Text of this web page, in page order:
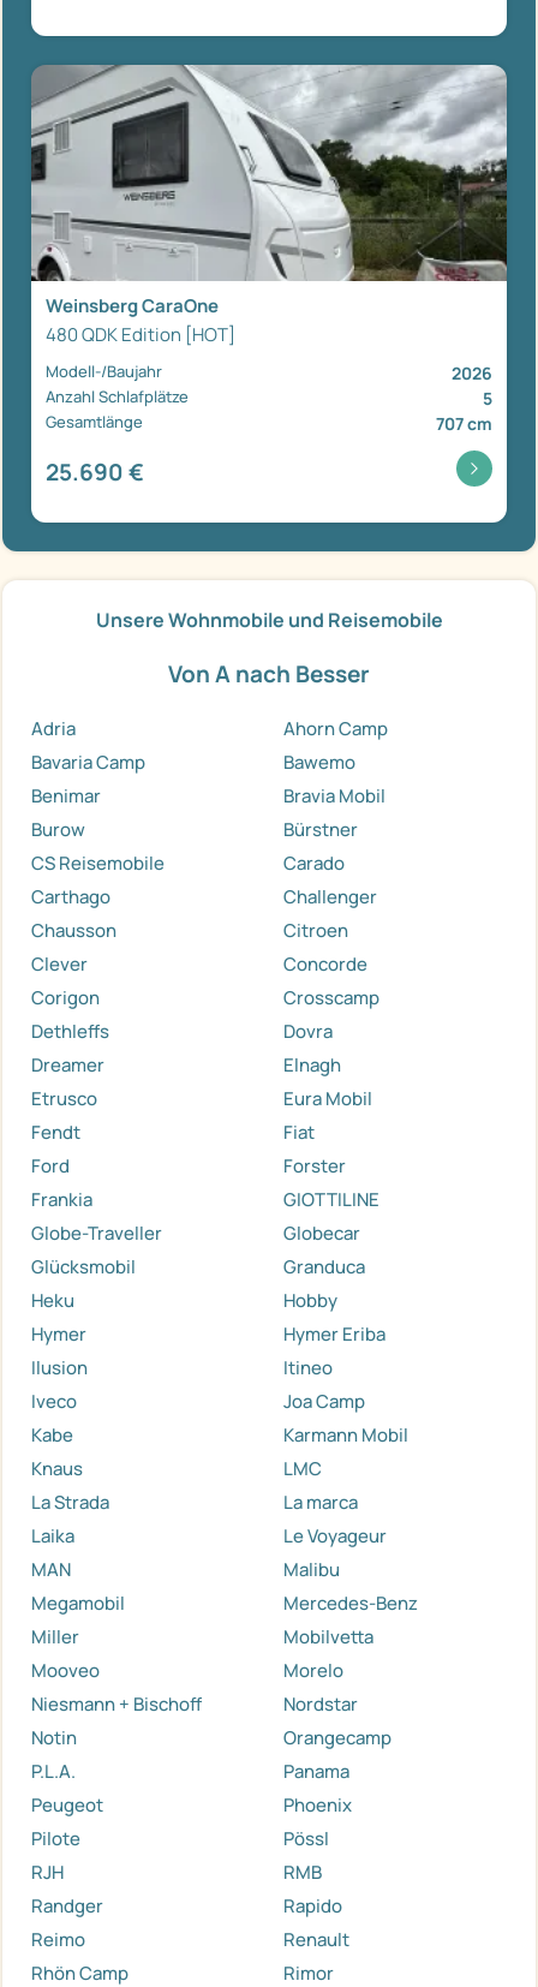
Weinsberg CaraOne
480 QDK Edition [HOT]
Modell-/Baujahr 2026
Anzahl Schlafplätze 5
Gesamtlänge 707 cm
25.690 €
Unsere Wohnmobile und Reisemobile
Von A nach Besser
Adria
Ahorn Camp
Bavaria Camp
Bawemo
Benimar
Bravia Mobil
Burow
Bürstner
CS Reisemobile
Carado
Carthago
Challenger
Chausson
Citroen
Clever
Concorde
Corigon
Crosscamp
Dethleffs
Dovra
Dreamer
Elnagh
Etrusco
Eura Mobil
Fendt
Fiat
Ford
Forster
Frankia
GIOTTILINE
Globe-Traveller
Globecar
Glücksmobil
Granduca
Heku
Hobby
Hymer
Hymer Eriba
Ilusion
Itineo
Iveco
Joa Camp
Kabe
Karmann Mobil
Knaus
LMC
La Strada
La marca
Laika
Le Voyageur
MAN
Malibu
Megamobil
Mercedes-Benz
Miller
Mobilvetta
Mooveo
Morelo
Niesmann + Bischoff
Nordstar
Notin
Orangecamp
P.L.A.
Panama
Peugeot
Phoenix
Pilote
Pössl
RJH
RMB
Randger
Rapido
Reimo
Renault
Rhön Camp
Rimor